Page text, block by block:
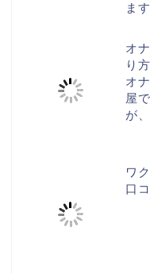
ま
オ
り
オ
屋
が
ワ
口